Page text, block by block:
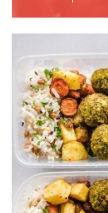
editormd, April 8,